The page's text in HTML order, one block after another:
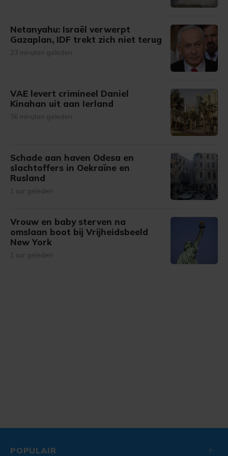
Netanyahu: Israël verwerpt
Gazaplan, IDF trekt zich niet terug
23 minuten geleden
VAE levert crimineel Daniel
Kinahan uit aan Ierland
36 minuten geleden
Schade aan haven Odesa en
slachtoffers in Oekraïne en
Rusland
1 uur geleden
Vrouw en baby sterven na
omslaan boot bij Vrijheidsbeeld
New York
1 uur geleden
POPULAIR